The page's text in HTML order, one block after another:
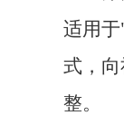
适用
式，
整。